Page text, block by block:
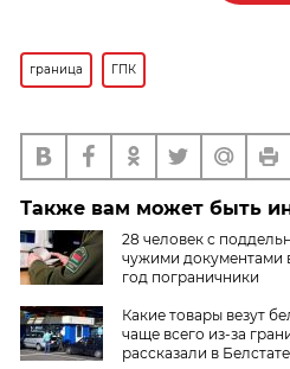
граница ГПК
Также вам может быть
28 человек с
чужими документами
год пограничники
Какие товары везут
чаще всего из-за
рассказали в Белстате